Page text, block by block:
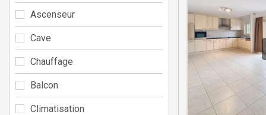
Ascenseur
Cave
Chauffage
Balcon
Climatisation